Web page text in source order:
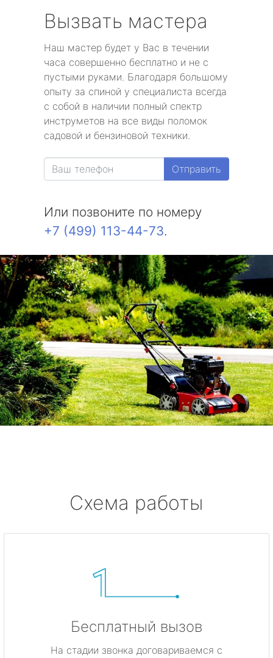
Вызвать мастера
Наш мастер будет у Вас в течении
часа совершенно бесплатно и не с
пустыми руками. Благодаря большому
опыту за спиной у специалиста всегда
с собой в наличии полный спектр
инструметов на все виды поломок
садовой и бензиновой техники.
Отправить
Или позвоните по номеру
+7 (499) 113-44-73.
Схема работы
Бесплатный вызов
На стадии звонка договариваемся с